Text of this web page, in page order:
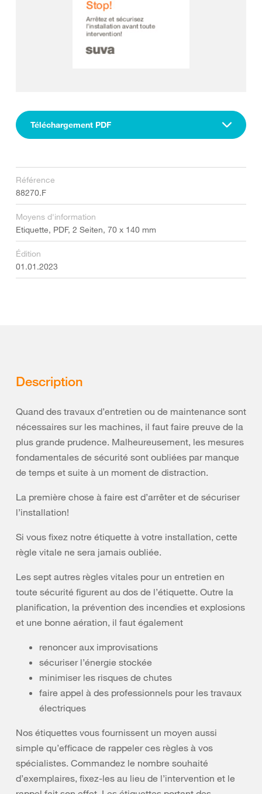
Téléchargement PDF
Référence
88270.F
Moyens d'information
Etiquette, PDF, 2 Seiten, 70 x 140 mm
Édition
01.01.2023
Description
Quand des travaux d’entretien ou de maintenance sont
nécessaires sur les machines, il faut faire preuve de la
plus grande prudence. Malheureusement, les mesures
fondamentales de sécurité sont oubliées par manque
de temps et suite à un moment de distraction.
La première chose à faire est d’arrêter et de sécuriser
l’installation!
Si vous fixez notre étiquette à votre installation, cette
règle vitale ne sera jamais oubliée.
Les sept autres règles vitales pour un entretien en
toute sécurité figurent au dos de l’étiquette. Outre la
planification, la prévention des incendies et explosions
et une bonne aération, il faut également
renoncer aux improvisations
sécuriser l’énergie stockée
minimiser les risques de chutes
faire appel à des professionnels pour les travaux
électriques
Nos étiquettes vous fournissent un moyen aussi
simple qu’efficace de rappeler ces règles à vos
spécialistes. Commandez le nombre souhaité
d’exemplaires, fixez-les au lieu de l’intervention et le